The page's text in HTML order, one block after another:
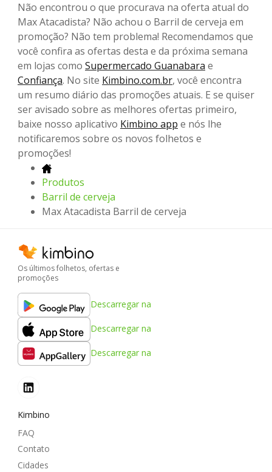
Não encontrou o que procurava na oferta atual do
Max Atacadista? Não achou o Barril de cerveja em
promoção? Não tem problema! Recomendamos que
você confira as ofertas desta e da próxima semana
em lojas como Supermercado Guanabara e
Confiança. No site Kimbino.com.br, você encontra
um resumo diário das promoções atuais. E se quiser
ser avisado sobre as melhores ofertas primeiro,
baixe nosso aplicativo Kimbino app e nós lhe
notificaremos sobre os novos folhetos e
promoções!
Produtos
Barril de cerveja
Max Atacadista Barril de cerveja
Os últimos folhetos, ofertas e
promoções
Descarregar na
Descarregar na
Descarregar na
Kimbino
FAQ
Contato
Cidades